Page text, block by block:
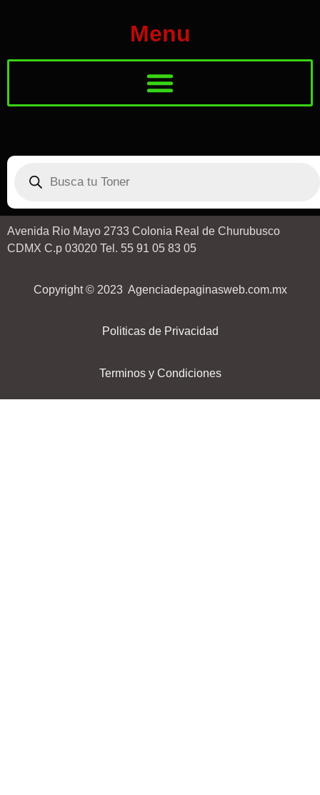
Menu
Avenida Rio Mayo 2733 Colonia Real de Churubusco
CDMX C.p 03020 Tel. 55 91 05 83 05
Copyright © 2023 Agenciadepaginasweb.com.mx
Politicas de Privacidad
Terminos y Condiciones